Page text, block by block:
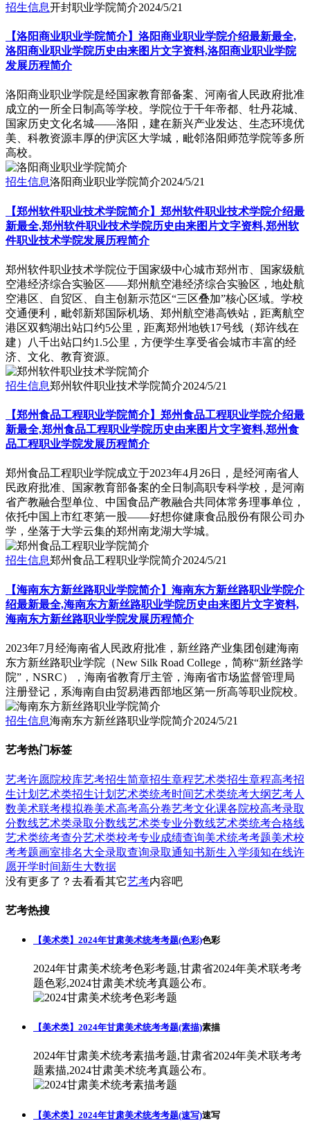
招生信息开封职业学院简介2024/5/21
【洛阳商业职业学院简介】洛阳商业职业学院介绍最新最全,
洛阳商业职业学院历史由来图片文字资料,洛阳商业职业学院
发展历程简介
洛阳商业职业学院是经国家教育部备案、河南省人民政府批准
成立的一所全日制高等学校。学院位于千年帝都、牡丹花城、
国家历史文化名城——洛阳，建在新兴产业发达、生态环境优
美、科教资源丰厚的伊滨区大学城，毗邻洛阳师范学院等多所
高校。
招生信息洛阳商业职业学院简介2024/5/21
【郑州软件职业技术学院简介】郑州软件职业技术学院介绍最
新最全,郑州软件职业技术学院历史由来图片文字资料,郑州软
件职业技术学院发展历程简介
郑州软件职业技术学院位于国家级中心城市郑州市、国家级航
空港经济综合实验区——郑州航空港经济综合实验区，地处航
空港区、自贸区、自主创新示范区“三区叠加”核心区域。学校
交通便利，毗邻新郑国际机场、郑州航空港高铁站，距离航空
港区双鹤湖出站口约5公里，距离郑州地铁17号线（郑许线在
建）八千出站口约1.5公里，方便学生享受省会城市丰富的经
济、文化、教育资源。
招生信息郑州软件职业技术学院简介2024/5/21
【郑州食品工程职业学院简介】郑州食品工程职业学院介绍最
新最全,郑州食品工程职业学院历史由来图片文字资料,郑州食
品工程职业学院发展历程简介
郑州食品工程职业学院成立于2023年4月26日，是经河南省人
民政府批准、国家教育部备案的全日制高职专科学校，是河南
省产教融合型单位、中国食品产教融合共同体常务理事单位，
依托中国上市红枣第一股——好想你健康食品股份有限公司办
学，坐落于大学云集的郑州南龙湖大学城。
招生信息郑州食品工程职业学院简介2024/5/21
【海南东方新丝路职业学院简介】海南东方新丝路职业学院介
绍最新最全,海南东方新丝路职业学院历史由来图片文字资料,
海南东方新丝路职业学院发展历程简介
2023年7月经海南省人民政府批准，新丝路产业集团创建海南
东方新丝路职业学院（New Silk Road College，简称“新丝路学
院”，NSRC），海南省教育厅主管，海南省市场监督管理局
注册登记，系海南自由贸易港西部地区第一所高等职业院校。
招生信息海南东方新丝路职业学院简介2024/5/21
艺考热门标签
艺考许愿院校库艺考招生简章招生章程艺术类招生章程高考招
生计划 艺术类招生计划 艺术类统考时间艺术类统考大纲艺考人
数美术联考模拟卷美术高考高分卷艺考文化课各院校高考录取
分数线艺术类录取分数线艺术类专业分数线艺术类统考合格线
艺术类统考查分艺术类校考专业成绩查询美术统考考题美术校
考考题画室排名大全录取查询录取通知书新生入学须知在线许
愿开学时间新生大数据
没有更多了？去看看其它艺考内容吧
艺考热搜
【美术类】2024年甘肃美术统考考题(色彩)色彩
2024年甘肃美术统考色彩考题,甘肃省2024年美术联考考
题色彩,2024甘肃美术统考真题公布。
【美术类】2024年甘肃美术统考考题(素描)素描
2024年甘肃美术统考素描考题,甘肃省2024年美术联考考
题素描,2024甘肃美术统考真题公布。
【美术类】2024年甘肃美术统考考题(速写)速写